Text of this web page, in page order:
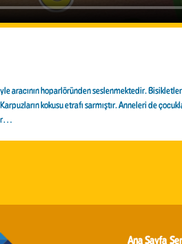
aracının hoparlöründen seslenmektedir.
kokusu etrafı sarmıştır. Anneleri de
Ana Sayfa